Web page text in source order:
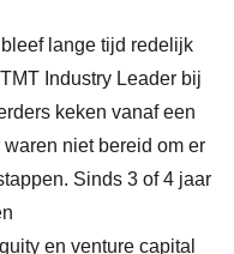
lange tijd redelijk
Industry Leader bij
keken vanaf een
niet bereid om er
Sinds 3 of 4 jaar
en venture capital